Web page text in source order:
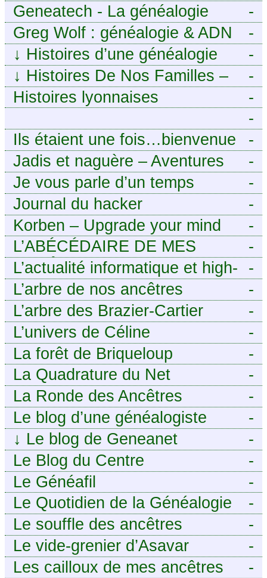
-
Geneatech - La généalogie
numérique à portée de tous
-
Greg Wolf : généalogie & ADN
-
↓ Histoires d’une généalogie
Léonarde
-
↓ Histoires De Nos Familles –
Blog de généalogie
-
Histoires lyonnaises
-
https://
-
Ils étaient une fois…bienvenue
chez mes ancêtres. – Une
histoire tourangelle, mais pas
seulement.
-
Jadis et naguère – Aventures
généalogiques de l’Atlantique
aux contreforts des Alpes
-
Je vous parle d’un temps
-
Journal du hacker
-
Korben – Upgrade your mind
-
L’ABÉCÉDAIRE DE MES
ANCÊTRES – Tout ce que
j’aurais aimé savoir sur ma
famille mais n’ai jamais osé
demander
-
L’actualité informatique et high-
tech pour décideurs IT.
-
L’arbre de nos ancêtres
-
L’arbre des Brazier-Cartier
-
L’univers de Céline
-
La forêt de Briqueloup
-
La Quadrature du Net
-
La Ronde des Ancêtres
-
Le blog d’une généalogiste
-
↓ Le blog de Geneanet
-
Le Blog du Centre
Généalogique de Touraine -
-
Le Généafil
-
Le Quotidien de la Généalogie
-
Le souffle des ancêtres
-
Le vide-grenier d’Asavar
-
Les cailloux de mes ancêtres